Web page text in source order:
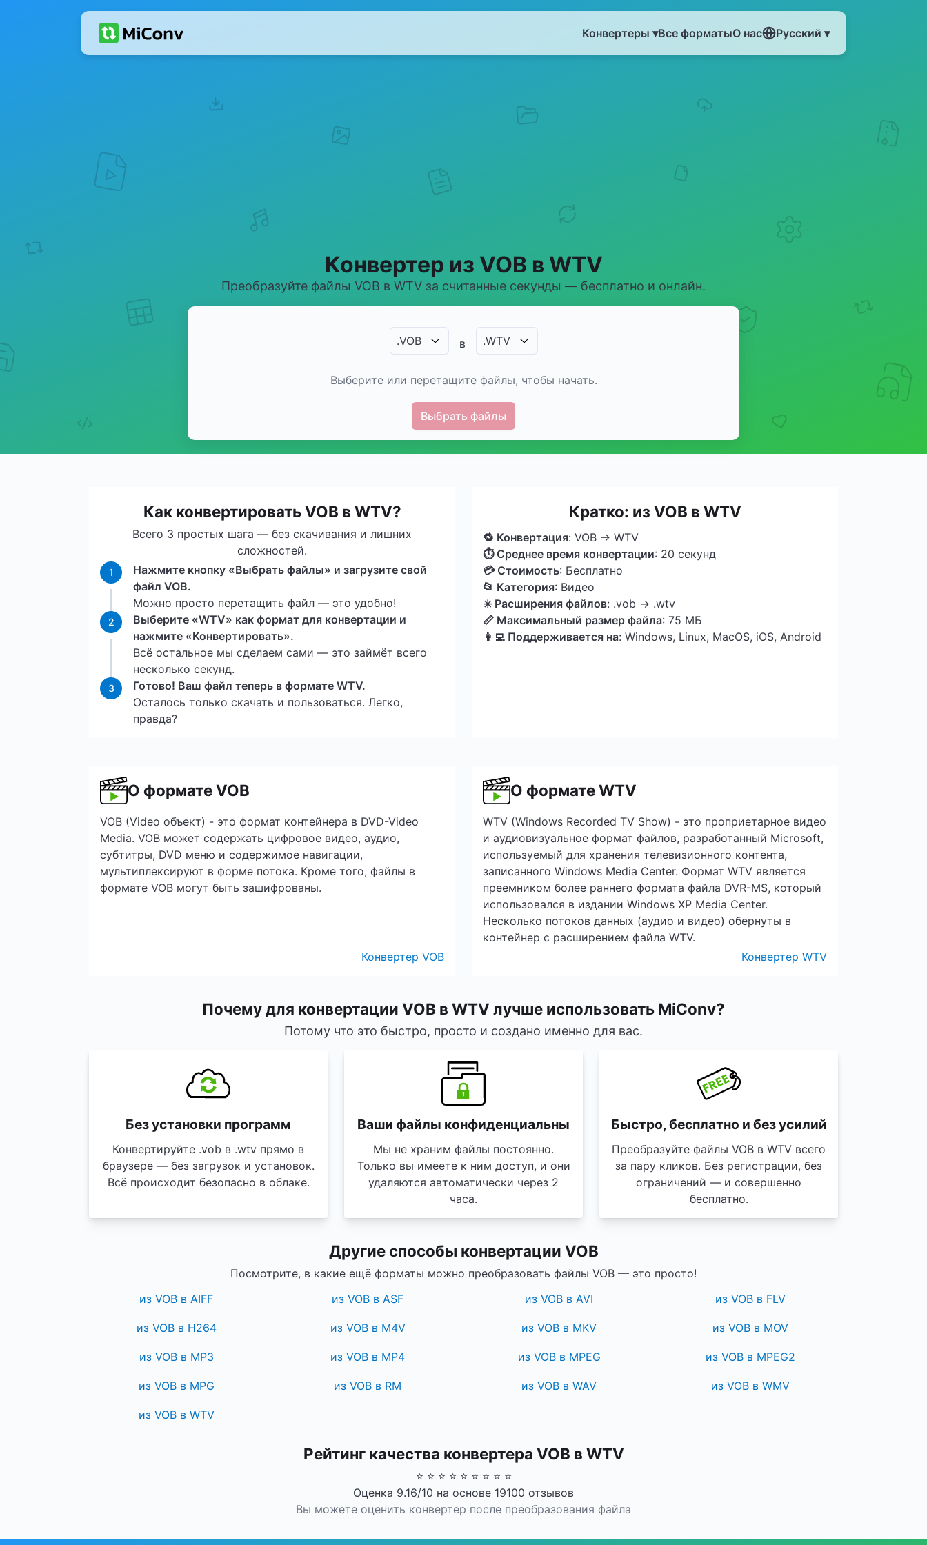
Конвертеры ▾Все форматыО нас Русский ▾
Конвертер из VOB в WTV
Преобразуйте файлы VOB в WTV за считанные секунды — бесплатно и онлайн.
.VOB в .WTV
Выберите или перетащите файлы, чтобы начать.
Выбрать файлы
Как конвертировать VOB в WTV?
Всего 3 простых шага — без скачивания и лишних
сложностей.
1
Нажмите кнопку «Выбрать файлы» и загрузите свой
файл VOB.
Можно просто перетащить файл — это удобно!
2
Выберите «WTV» как формат для конвертации и
нажмите «Конвертировать».
Всё остальное мы сделаем сами — это займёт всего
несколько секунд.
3
Готово! Ваш файл теперь в формате WTV.
Осталось только скачать и пользоваться. Легко,
правда?
Кратко: из VOB в WTV
🔁 Конвертация: VOB → WTV
⏱ Среднее время конвертации: 20 секунд
💳 Стоимость: Бесплатно
📂 Категория: Видео
✳️ Расширения файлов: .vob → .wtv
📏 Максимальный размер файла: 75 МБ
👩‍💻 Поддерживается на: Windows, Linux, MacOS, iOS, Android
О формате VOB
VOB (Video объект) - это формат контейнера в DVD-Video
Media. VOB может содержать цифровое видео, аудио,
субтитры, DVD меню и содержимое навигации,
мультиплексируют в форме потока. Кроме того, файлы в
формате VOB могут быть зашифрованы.
Конвертер VOB
О формате WTV
WTV (Windows Recorded TV Show) - это проприетарное видео
и аудиовизуальное формат файлов, разработанный Microsoft,
используемый для хранения телевизионного контента,
записанного Windows Media Center. Формат WTV является
преемником более раннего формата файла DVR-MS, который
использовался в издании Windows XP Media Center.
Несколько потоков данных (аудио и видео) обернуты в
контейнер с расширением файла WTV.
Конвертер WTV
Почему для конвертации VOB в WTV лучше использовать MiConv?
Потому что это быстро, просто и создано именно для вас.
Без установки программ
Конвертируйте .vob в .wtv прямо в
браузере — без загрузок и установок.
Всё происходит безопасно в облаке.
Ваши файлы конфиденциальны
Мы не храним файлы постоянно.
Только вы имеете к ним доступ, и они
удаляются автоматически через 2
часа.
Быстро, бесплатно и без усилий
Преобразуйте файлы VOB в WTV всего
за пару кликов. Без регистрации, без
ограничений — и совершенно
бесплатно.
Другие способы конвертации VOB
Посмотрите, в какие ещё форматы можно преобразовать файлы VOB — это просто!
из VOB в AIFF
из VOB в ASF из VOB в AVI из VOB в FLV
из VOB в H264 из VOB в M4V из VOB в MKV из VOB в MOV
из VOB в MP3 из VOB в MP4 из VOB в MPEG из VOB в MPEG2
из VOB в MPG из VOB в RM из VOB в WAV из VOB в WMV
из VOB в WTV
Рейтинг качества конвертера VOB в WTV
⭐ ⭐ ⭐ ⭐ ⭐ ⭐ ⭐ ⭐ ⭐
Оценка 9.16/10 на основе 19100 отзывов
Вы можете оценить конвертер после преобразования файла